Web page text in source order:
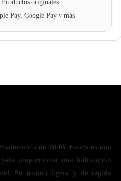
de NOW Foods es una
proporcionar una hidratación
Su textura ligera y de rápida